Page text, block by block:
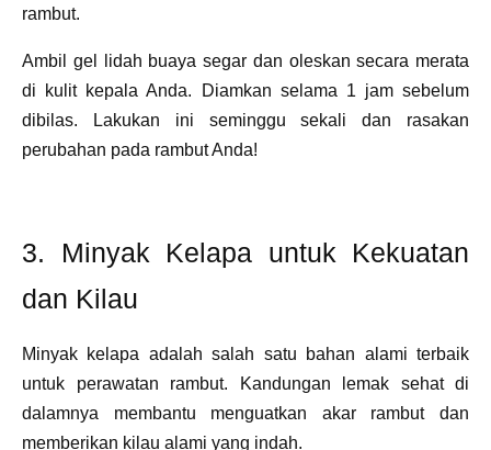
rambut.
Ambil gel lidah buaya segar dan oleskan secara merata
di kulit kepala Anda. Diamkan selama 1 jam sebelum
dibilas. Lakukan ini seminggu sekali dan rasakan
perubahan pada rambut Anda!
3. Minyak Kelapa untuk Kekuatan
dan Kilau
Minyak kelapa adalah salah satu bahan alami terbaik
untuk perawatan rambut. Kandungan lemak sehat di
dalamnya membantu menguatkan akar rambut dan
memberikan kilau alami yang indah.